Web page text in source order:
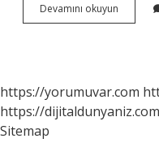
Devamını okuyun
Cila
https://yorumuvar.com
https://
Sitemap